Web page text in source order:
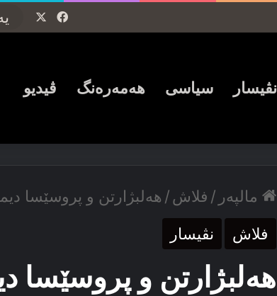
Facebook
نڤیسار سیاسی ھەمەرەنگ ڤیدیو
مالپەر / فلاش/ هەلبژارتن و پروسێسا
فلاش نڤیسار
هەلبژارتن و پروسێسا